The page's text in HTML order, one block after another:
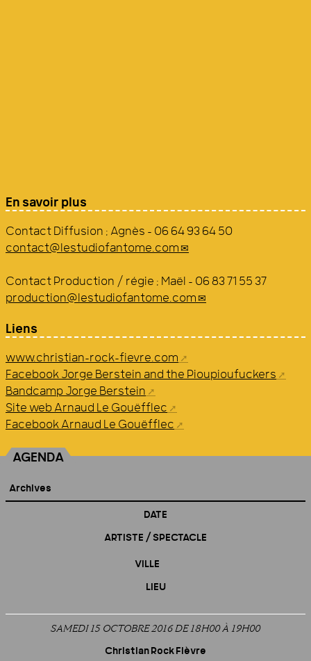
En savoir plus
Contact Diffusion : Agnès - 06 64 93 64 50
contact@lestudiofantome.com
Contact Production / régie : Maël - 06 83 71 55 37
production@lestudiofantome.com
Liens
www.christian-rock-fievre.com
Facebook Jorge Berstein and the Pioupioufuckers
Bandcamp Jorge Berstein
Site web Arnaud Le Gouëfflec
Facebook Arnaud Le Gouëfflec
AGENDA
Archives
DATE
ARTISTE / SPECTACLE
VILLE
LIEU
SAMEDI 15 OCTOBRE 2016 DE 18H00À 19H00
Christian Rock Fièvre